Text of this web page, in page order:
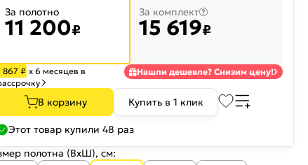
За полотно
11 200₽
За комплект
15 619₽
867 ₽ х 6 месяцев в
Нашли дешевле? Снизим цену!
В корзину Купить в 1 клик
Этот товар купили 48 раз
полотна (ВхШ), см: